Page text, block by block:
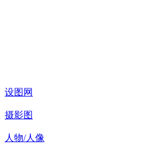
设图网
摄影图
人物/人像